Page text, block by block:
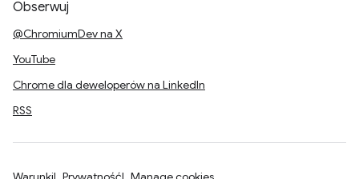
Obserwuj
@ChromiumDev na X
YouTube
Chrome dla deweloperów na LinkedIn
RSS